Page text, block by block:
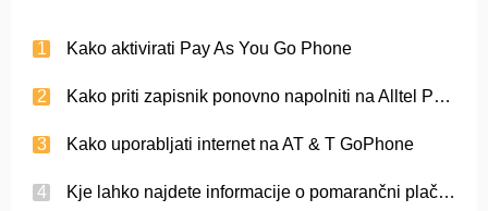
Kako aktivirati Pay As You Go Phone
Kako priti zapisnik ponovno napolniti na Alltel Predplačilne PIN
Kako uporabljati internet na AT & T GoPhone
Kje lahko najdete informacije o pomarančni plači, ko greste telefone?